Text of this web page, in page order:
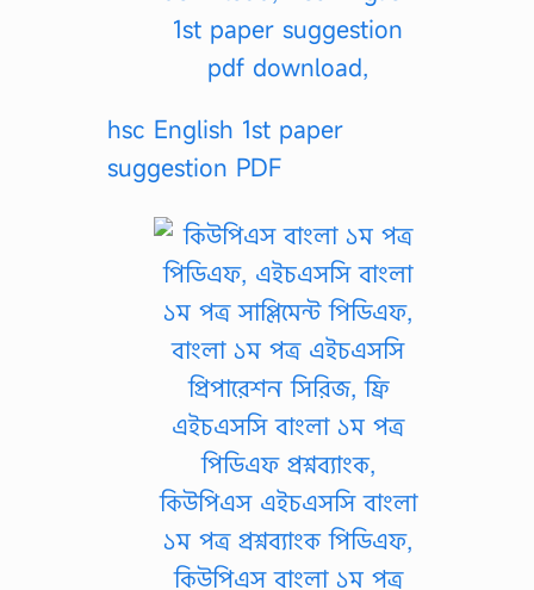
hsc English 1st paper
suggestion PDF